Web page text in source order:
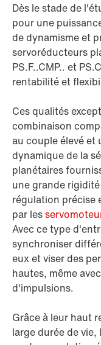
Dès le stade de
pour une
de dynamisme et
servoréducteurs
PS.F..CMP.. et
rentabilité et
Ces qualités
combinaison
au couple élevé
dynamique de la
planétaires
une grande
régulation précise
par les
Avec ce type
synchroniser
eux et viser des
hautes, même
d'impulsions.
Grâce à leur haut
large durée de